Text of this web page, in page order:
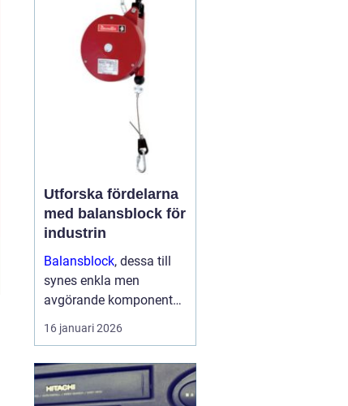
nickelkiselkarbid-
beläggning som tål höga
varvtal,...
Utforska fördelarna
med balansblock för
industrin
Balansblock, dessa till
synes enkla men
avgörande komponenter,
har länge spelat en viktig
roll inom industrin. Det
jämvikt mellan
arbetsverktyg...
16 januari 2026